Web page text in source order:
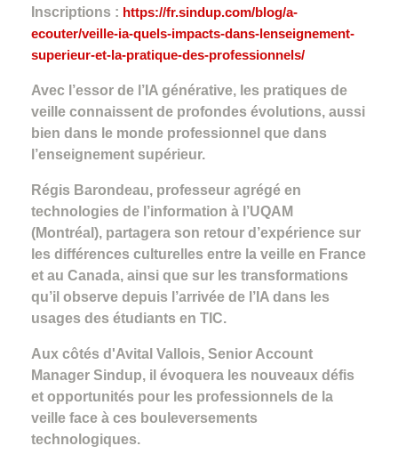
Inscriptions : https://fr.sindup.com/blog/a-
ecouter/veille-ia-quels-impacts-dans-lenseignement-
superieur-et-la-pratique-des-professionnels/
Avec l’essor de l’IA générative, les pratiques de
veille connaissent de profondes évolutions, aussi
bien dans le monde professionnel que dans
l’enseignement supérieur.
Régis Barondeau, professeur agrégé en
technologies de l’information à l’UQAM
(Montréal), partagera son retour d’expérience sur
les différences culturelles entre la veille en France
et au Canada, ainsi que sur les transformations
qu’il observe depuis l’arrivée de l’IA dans les
usages des étudiants en TIC.
Aux côtés d'Avital Vallois, Senior Account
Manager Sindup, il évoquera les nouveaux défis
et opportunités pour les professionnels de la
veille face à ces bouleversements
technologiques.